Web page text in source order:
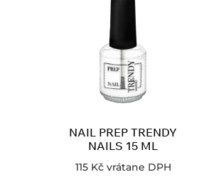
NAIL PREP TRENDY
NAILS 15 ML
115 Kč vrátane DPH